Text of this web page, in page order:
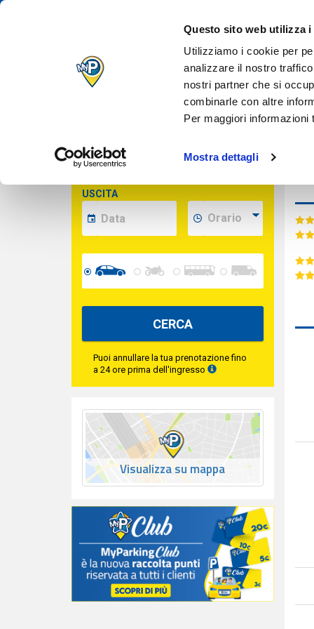
Questo sito web utilizza i
Utilizziamo i cookie per
analizzare il nostro
nostri partner che si
combinarle con altre
Per maggiori
Mostra dettagli
IL TUO
QUANDO VUOI
Inserisci le date per calcolare il prezzo
USCITA
CERCA
Puoi annullare la tua prenotazione fino
a 24 ore prima dell'ingresso
Visualizza su mappa